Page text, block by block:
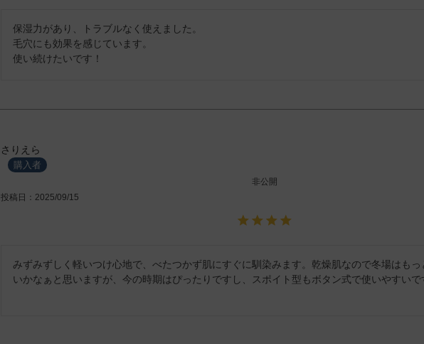
保湿力があり、トラブルなく使えました。
毛穴にも効果を感じています。
使い続けたいです！
さりえら
購入者
非公開
投稿日
2025/09/15
みずみずしく軽いつけ心地で、べたつかず肌にすぐに馴染みます。乾燥肌なので冬場はもっ
いかなぁと思いますが、今の時期はぴったりですし、スポイト型もボタン式で使いやすいで